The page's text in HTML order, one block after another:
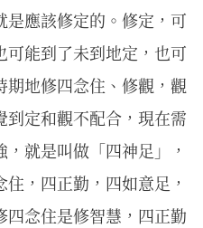
應該修定的。修定，可
能到了未到地定，也可
地修四念住、修觀，觀
定和觀不配合，現在需
就是叫做「四神足」，
，四正勤，四如意足，
四念住是修智慧，四正勤